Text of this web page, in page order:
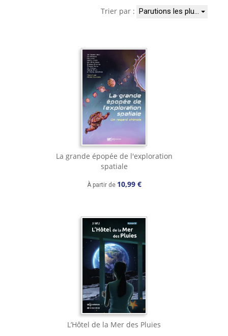
Trier par : Parutions les plu…
La grande épopée de l'exploration
spatiale
À partir de 10,99 €
L’Hôtel de la Mer des Pluies